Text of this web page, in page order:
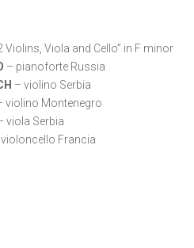
Violins, Viola and Cello” in F minor
– pianoforte Russia
– violino Serbia
violino Montenegro
viola Serbia
Francia